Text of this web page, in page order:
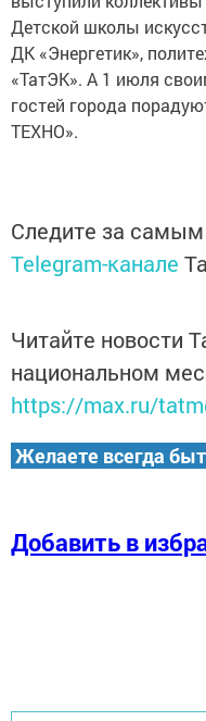
Детской школы
ДК «Энергетик»,
«ТатЭК». А 1 июля
гостей города
ТЕХНО».
Следите за
Telegram-канале
Читайте новости
национальном
https://max.ru/
Желаете всегда
Добавить в